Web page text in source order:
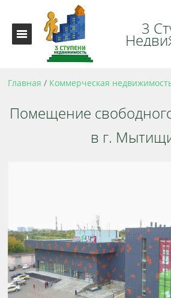
3
Главная / Коммерческая
Помещение
в г.